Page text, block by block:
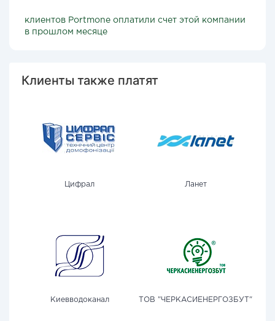
клиентов Portmone оплатили счет этой компании
в прошлом месяце
Клиенты также платят
Цифрал Ланет
Киевводоканал ТОВ "ЧЕРКАСИЕНЕРГОЗБУТ"